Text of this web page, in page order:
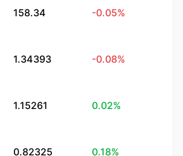
158.34 -0.05%
1.34393 -0.08%
1.15261 0.02%
0.82325 0.18%